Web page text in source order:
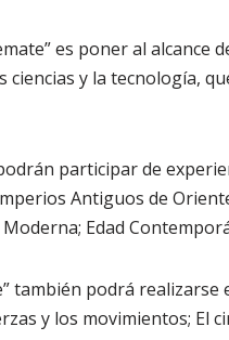
es poner al
ciencias y la tecnología,
participar de
Antiguos de
Moderna; Edad
también podrá
y los movimientos; El